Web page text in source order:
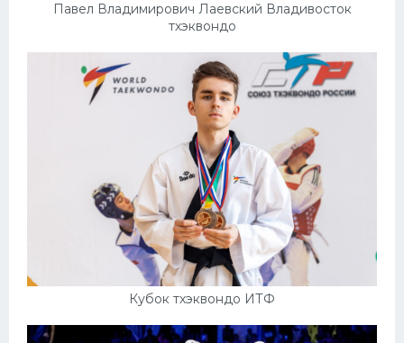
Павел Владимирович Лаевский Владивосток
тхэквондо
Кубок тхэквондо ИТФ